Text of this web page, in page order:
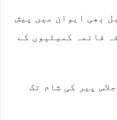
بھی ایوان میں پیش
قائمہ کمیٹیوں کے
پیر کی شام تک